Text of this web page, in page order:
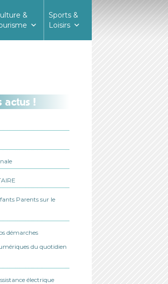
&
Sports &
Loisirs
actus !
Parents sur le
démarches
du quotidien
électrique